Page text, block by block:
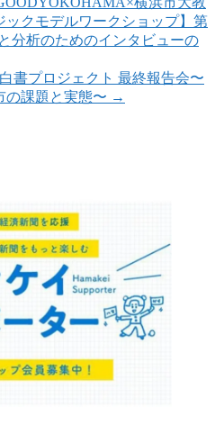
ックモデルワークショップ】第
分析のためのインタビューの
書プロジェクト 最終報告会〜
の課題と実態〜 →